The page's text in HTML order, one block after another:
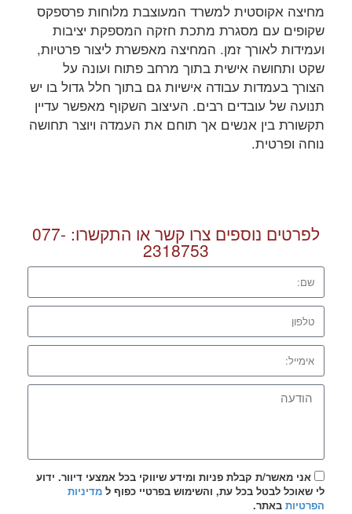
מחיצה אקוסטית למשרד המעוצבת מלוחות פרספקס
שקופים עם מסגרת מתכת חזקה המספקת יציבות
ועמידות לאורך זמן. המחיצה מאפשרת ליצור פרטיות,
שקט ותחושה אישית בתוך מרחב פתוח ועונה על
הצורך בעמדות עבודה אישיות גם בתוך חלל גדול בו יש
תנועה של עובדים רבים. העיצוב השקוף מאפשר עדיין
תקשורת בין אנשים אך תוחם את העמדה ויוצר תחושה
נוחה ופרטית.
לפרטים נוספים צרו קשר או התקשרו: 077-
2318753
אני מאשר/ת קבלת פניות ומידע שיווקי בכל אמצעי דיוור. ידוע
לי שאוכל לבטל בכל עת, והשימוש בפרטיי כפוף ל מדיניות
הפרטיות באתר.